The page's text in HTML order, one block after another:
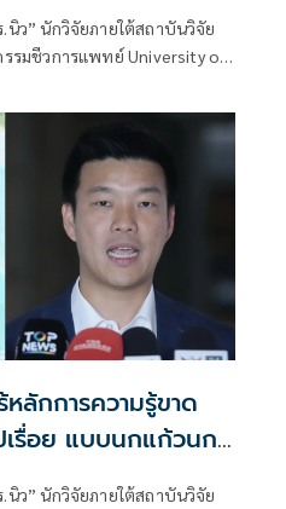
ว” นักวิจัยภายใต้สถาบันวิจัย
รมชีวการแพทย์ University of
ลักการความรู้ขาด
ว” นักวิจัยภายใต้สถาบันวิจัย